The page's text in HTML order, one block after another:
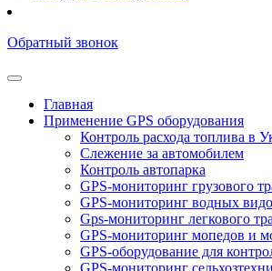
Обратный звонок
Главная
Применение GPS оборудования
Контроль расхода топлива в
Слежение за автомобилем
Контроль автопарка
GPS-мониторинг грузового
GPS-мониторинг водных
Gps-мониторинг легкового
GPS-мониторинг мопедов и
GPS-оборудование для
GPS-мониторинг